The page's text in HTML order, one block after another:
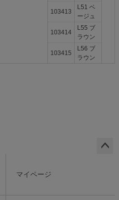
103413
L51 ベ
ージュ
103414
L55 ブ
ラウン
103415
L56 ブ
ラウン
マイページ